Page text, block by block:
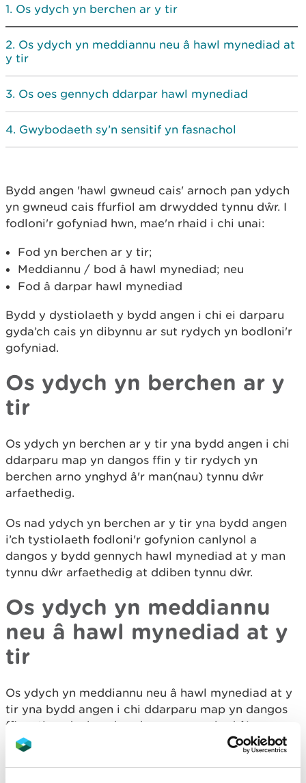
Os ydych yn berchen ar y tir
Os ydych yn meddiannu neu â hawl mynediad at
y tir
Os oes gennych ddarpar hawl mynediad
Gwybodaeth sy’n sensitif yn fasnachol
Bydd angen 'hawl gwneud cais' arnoch pan ydych
yn gwneud cais ffurfiol am drwydded tynnu dŵr. I
fodloni'r gofyniad hwn, mae'n rhaid i chi unai:
Fod yn berchen ar y tir;
Meddiannu / bod â hawl mynediad; neu
Fod â darpar hawl mynediad
Bydd y dystiolaeth y bydd angen i chi ei darparu
gyda’ch cais yn dibynnu ar sut rydych yn bodloni'r
gofyniad.
Os ydych yn berchen ar y
tir
Os ydych yn berchen ar y tir yna bydd angen i chi
ddarparu map yn dangos ffin y tir rydych yn
berchen arno ynghyd â'r man(nau) tynnu dŵr
arfaethedig.
Os nad ydych yn berchen ar y tir yna bydd angen
i’ch tystiolaeth fodloni'r gofynion canlynol a
dangos y bydd gennych hawl mynediad at y man
tynnu dŵr arfaethedig at ddiben tynnu dŵr.
Os ydych yn meddiannu
neu â hawl mynediad at y
tir
Os ydych yn meddiannu neu â hawl mynediad at y
tir yna bydd angen i chi ddarparu map yn dangos
ffin y tir rydych yn berchen arno ynghyd â'r
man(nau) tynnu dŵr arfaethedig ac un neu fwy o'r